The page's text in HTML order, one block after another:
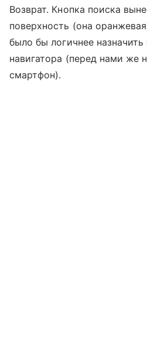
Возврат. Кнопка поиска
поверхность (она
было бы логичнее назначить
навигатора (перед нами же
смартфон).